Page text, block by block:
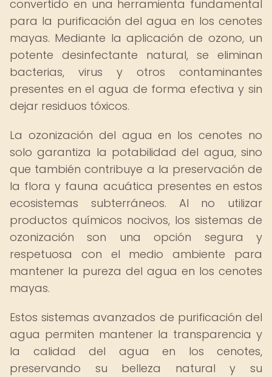
convertido en una herramienta fundamental
para la purificación del agua en los cenotes
mayas. Mediante la aplicación de ozono, un
potente desinfectante natural, se eliminan
bacterias, virus y otros contaminantes
presentes en el agua de forma efectiva y sin
dejar residuos tóxicos.
La ozonización del agua en los cenotes no
solo garantiza la potabilidad del agua, sino
que también contribuye a la preservación de
la flora y fauna acuática presentes en estos
ecosistemas subterráneos. Al no utilizar
productos químicos nocivos, los sistemas de
ozonización son una opción segura y
respetuosa con el medio ambiente para
mantener la pureza del agua en los cenotes
mayas.
Estos sistemas avanzados de purificación del
agua permiten mantener la transparencia y
la calidad del agua en los cenotes,
preservando su belleza natural y su